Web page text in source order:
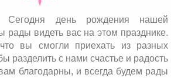
Сегодня день рождения нашей
рады видеть вас на этом празднике.
вы смогли приехать из разных
разделить с нами счастье и радость
благодарны, и всегда будем рады